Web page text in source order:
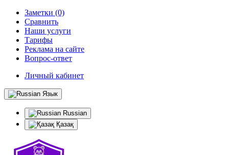
Заметки (0)
Сравнить
Наши услуги
Тарифы
Реклама на сайте
Вопрос-ответ
Личный кабинет
Язык
Russian
Қазақ